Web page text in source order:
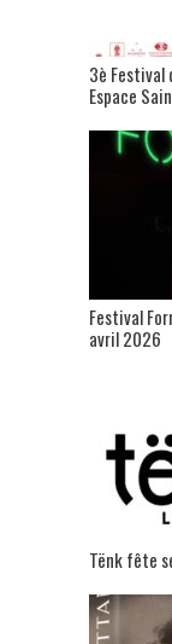
3è Festival
Espace
Festival
avril 2026
Tënk fête